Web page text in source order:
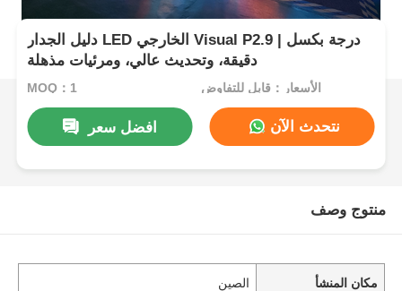
دليل الجدار LED الخارجي Visual P2.9 | درجة بكسل
دقيقة، وتحديث عالي، ومرئيات مذهلة
MOQ：1 الأسعار：قابل للتفاوض
افضل سعر نتحدث الآن
منتوج وصف
مكان المنشأ الصين